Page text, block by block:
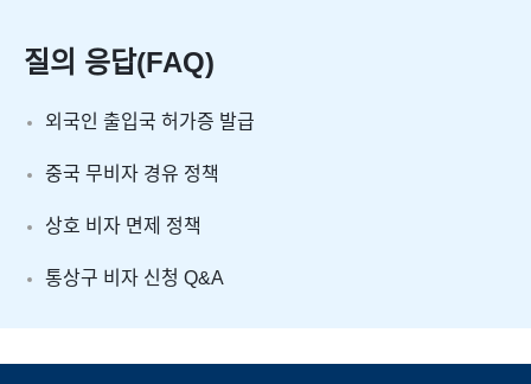
질의 응답(FAQ)
외국인 출입국 허가증 발급
중국 무비자 경유 정책
상호 비자 면제 정책
통상구 비자 신청 Q&A